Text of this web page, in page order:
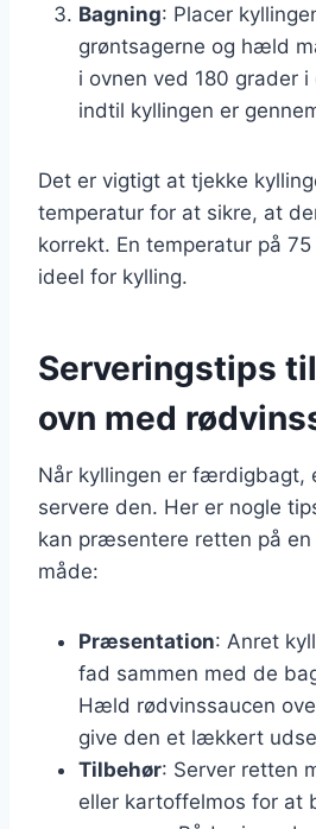
Bagning: Placer
grøntsagerne og hæld
i ovnen ved 180 grader i
indtil kyllingen er
Det er vigtigt at tjekke
temperatur for at sikre, at
korrekt. En temperatur på
ideel for kylling.
Serveringstips
ovn med
Når kyllingen er færdigbagt,
servere den. Her er nogle
kan præsentere retten på
måde:
Præsentation: Anret
fad sammen med de
Hæld rødvinssaucen
give den et lækkert
Tilbehør: Server retten
eller kartoffelmos for at